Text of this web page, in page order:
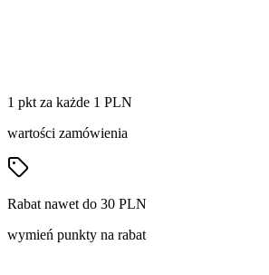
1 pkt za każde 1 PLN
wartości zamówienia
Rabat nawet do 30 PLN
wymień punkty na rabat